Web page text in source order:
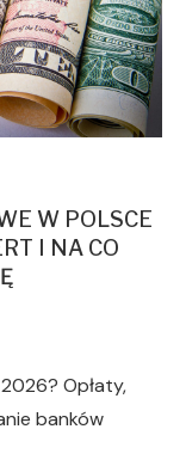
W POLSCE
I NA CO
Opłaty,
banków